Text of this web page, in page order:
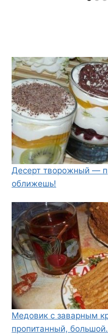
Десерт творожный —
оближешь!
Медовик с заварным
пропитанный,